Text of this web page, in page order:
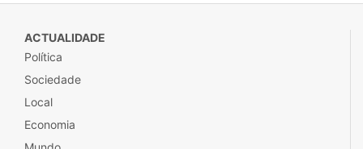
ACTUALIDADE
Política
Sociedade
Local
Economia